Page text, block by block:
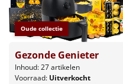
Oude collectie
Gezonde Genieter
Inhoud: 27 artikelen
Voorraad: Uitverkocht